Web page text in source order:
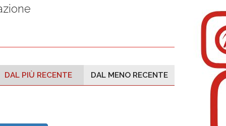
DAL PIÙ RECENTE DAL MENO RECENTE